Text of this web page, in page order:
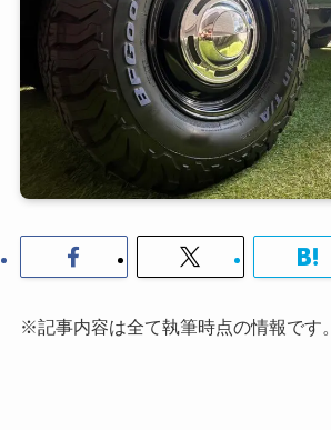
※記事内容は全て執筆時点の情報です。